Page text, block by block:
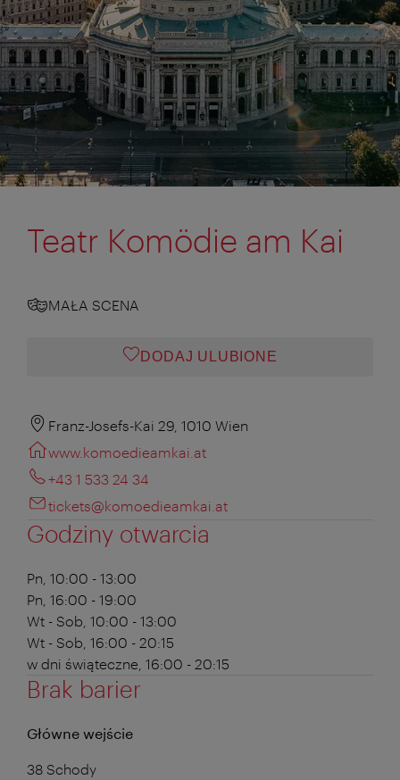
Teatr Komödie am Kai
MAŁA SCENA
DODAJ ULUBIONE
Franz-Josefs-Kai 29, 1010 Wien
www.komoedieamkai.at
+43 1 533 24 34
tickets@komoedieamkai.at
Godziny otwarcia
Pn, 10:00 - 13:00
Pn, 16:00 - 19:00
Wt - Sob, 10:00 - 13:00
Wt - Sob, 16:00 - 20:15
w dni świąteczne, 16:00 - 20:15
Brak barier
Główne wejście
38 Schody